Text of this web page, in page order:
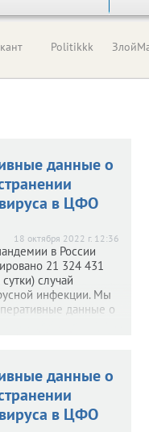
Politikkk
данные о
в ЦФО
18 октября 2022 г. 12:36
в России
21 324 431
случай
инфекции. Мы
данные о
данные о
в ЦФО